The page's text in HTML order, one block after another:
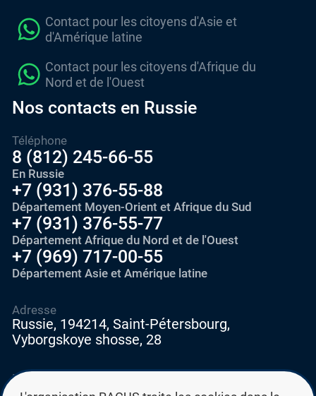
Contact pour les citoyens d'Asie et
d'Amérique latine
Contact pour les citoyens d'Afrique du
Nord et de l'Ouest
Nos contacts en Russie
Téléphone
8 (812) 245-66-55
En Russie
+7 (931) 376-55-88
Département Moyen-Orient et Afrique du Sud
+7 (931) 376-55-77
Département Afrique du Nord et de l'Ouest
+7 (969) 717-00-55
Département Asie et Amérique latine
E-mail
Adresse
Russie, 194214, Saint-Pétersbourg,
Vyborgskoye shosse, 28